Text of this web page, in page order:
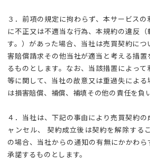
３．前項の規定に拘わらず、本サービス
に不正又は不適当な行為、本規約の違反（
す。）があった場合、当社は売買契約に
害賠償請求その他当社が適当と考える措置
るものとします。なお、当該措置によっ
等に関して、当社の故意又は重過失によ
は損害賠償、補償、補填その他の責任を負
４．当社は、下記の事由により売買契約
ャンセル、 契約成立後は契約を解除する
の場合、当社からの通知の有無にかかわ
承諾するものとします。